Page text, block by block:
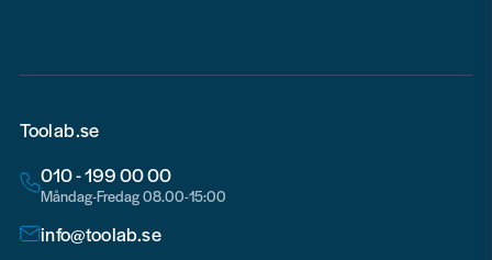
Toolab.se
010 - 199 00 00
Måndag-Fredag 08.00-15:00
info@toolab.se